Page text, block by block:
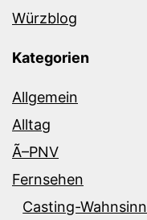
Würzblog
Kategorien
Allgemein
Alltag
Ã–PNV
Fernsehen
Casting-Wahnsinn